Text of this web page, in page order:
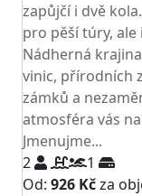
zapůjčí i dvě
pro pěší túry, ale
Nádherná
vinic, přírodních
zámků a
atmosféra vás
Jmenujme...
2
1
Od: 926 Kčza